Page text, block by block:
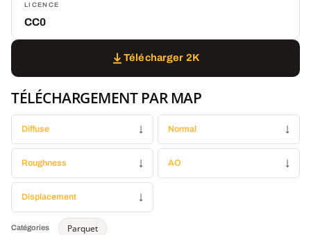
LICENCE
CC0
Télécharger 2K
TÉLÉCHARGEMENT PAR MAP
Diffuse ↓ Normal ↓
Roughness ↓ AO ↓
Displacement ↓
Catégories Parquet